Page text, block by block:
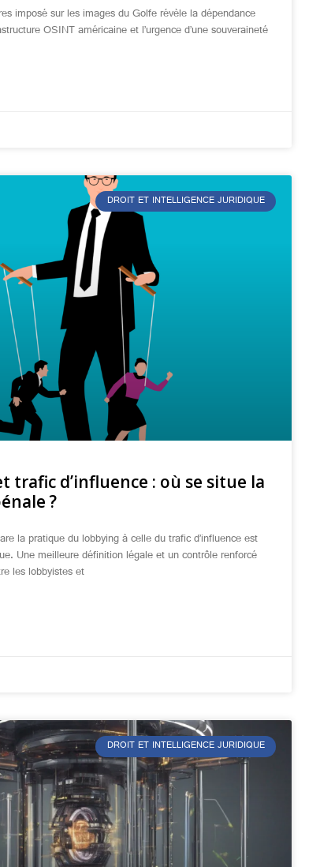
imposé sur les images du Golfe révèle la dépendance
OSINT américaine et l’urgence d’une souveraineté
DROIT ET INTELLIGENCE JURIDIQUE
trafic d’influence : où se situe la
?
la pratique du lobbying à celle du trafic d’influence est
Une meilleure définition légale et un contrôle renforcé
les lobbyistes et
DROIT ET INTELLIGENCE JURIDIQUE